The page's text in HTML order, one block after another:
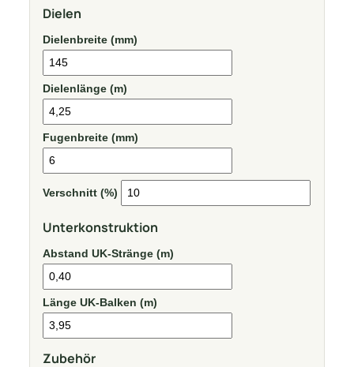
Dielen
Dielenbreite (mm)
Dielenlänge (m)
Fugenbreite (mm)
Verschnitt (%)
Unterkonstruktion
Abstand UK-Stränge (m)
Länge UK-Balken (m)
Zubehör